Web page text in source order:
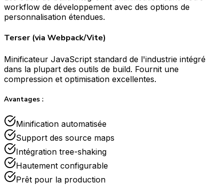
workflow de développement avec des options de
personnalisation étendues.
Terser (via Webpack/Vite)
Minificateur JavaScript standard de l'industrie intégré
dans la plupart des outils de build. Fournit une
compression et optimisation excellentes.
Avantages :
Minification automatisée
Support des source maps
Intégration tree-shaking
Hautement configurable
Prêt pour la production